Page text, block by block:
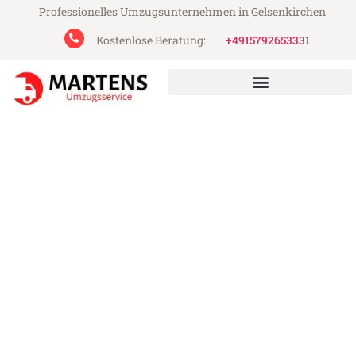
Professionelles Umzugsunternehmen in Gelsenkirchen
Kostenlose Beratung:
+4915792653331